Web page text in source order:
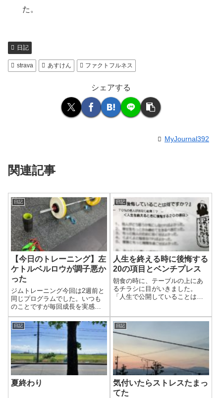
た。
日記
strava あすけん ファクトフルネス
シェアする
MyJournal392
関連記事
日記
【今日のトレーニング】左
ケトルベルロウが調子悪か
った
ジムトレーニング今回は2週前と
同じプログラムでした。いつも
のことですが毎回成長を実感で
きているので、この環境はあり
がたいです。まだキッチリでき
てない種目もありますが、相変
わらずやり終えた達成感はクセ
になります。今回のプログラム
はこちらトレー...
日記
人生を終える時に後悔する
20の項目とベンチプレス
朝食の時に、テーブルの上にあ
るチラシに目がいきました。
「人生で公開していることはな
日記
夏終わり
日記
気付いたらストレスたまっ
てた